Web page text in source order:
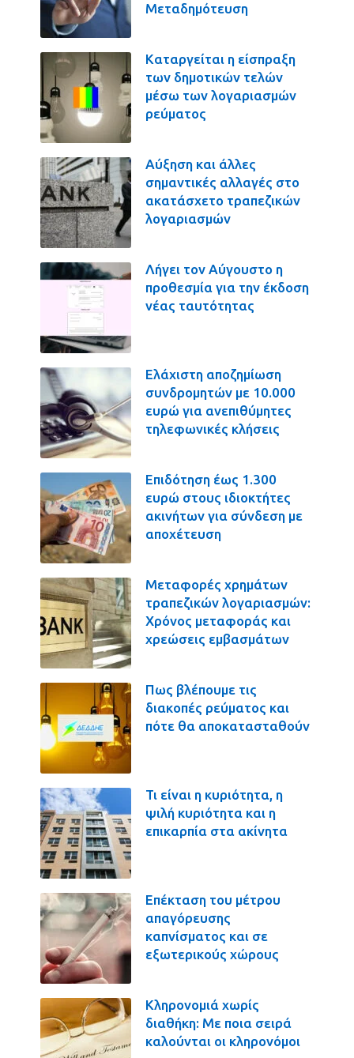
Μεταδημότευση
Καταργείται η είσπραξη
των δημοτικών τελών
μέσω των λογαριασμών
ρεύματος
Αύξηση και άλλες
σημαντικές αλλαγές στο
ακατάσχετο τραπεζικών
λογαριασμών
Λήγει τον Αύγουστο η
προθεσμία για την έκδοση
νέας ταυτότητας
Ελάχιστη αποζημίωση
συνδρομητών με 10.000
ευρώ για ανεπιθύμητες
τηλεφωνικές κλήσεις
Επιδότηση έως 1.300
ευρώ στους ιδιοκτήτες
ακινήτων για σύνδεση με
αποχέτευση
Μεταφορές χρημάτων
τραπεζικών λογαριασμών:
Χρόνος μεταφοράς και
χρεώσεις εμβασμάτων
Πως βλέπουμε τις
διακοπές ρεύματος και
πότε θα αποκατασταθούν
Τι είναι η κυριότητα, η
ψιλή κυριότητα και η
επικαρπία στα ακίνητα
Επέκταση του μέτρου
απαγόρευσης
καπνίσματος και σε
εξωτερικούς χώρους
Κληρονομιά χωρίς
διαθήκη: Με ποια σειρά
καλούνται οι κληρονόμοι